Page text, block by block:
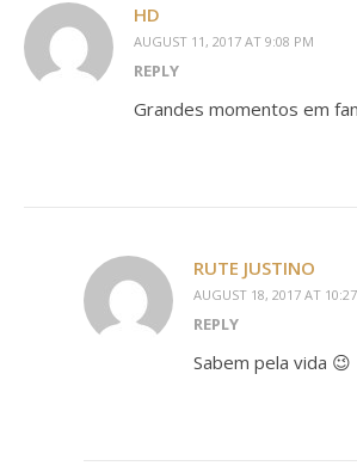
HD
AUGUST 11, 2017 AT 9:08 PM
REPLY
Grandes momentos em
RUTE JUSTINO
AUGUST 18, 2017 AT
REPLY
Sabem pela vida 😉